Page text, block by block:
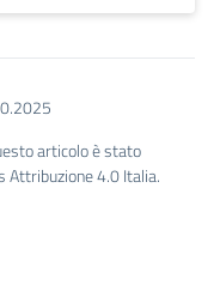
articolo è stato
Attribuzione 4.0 Italia.